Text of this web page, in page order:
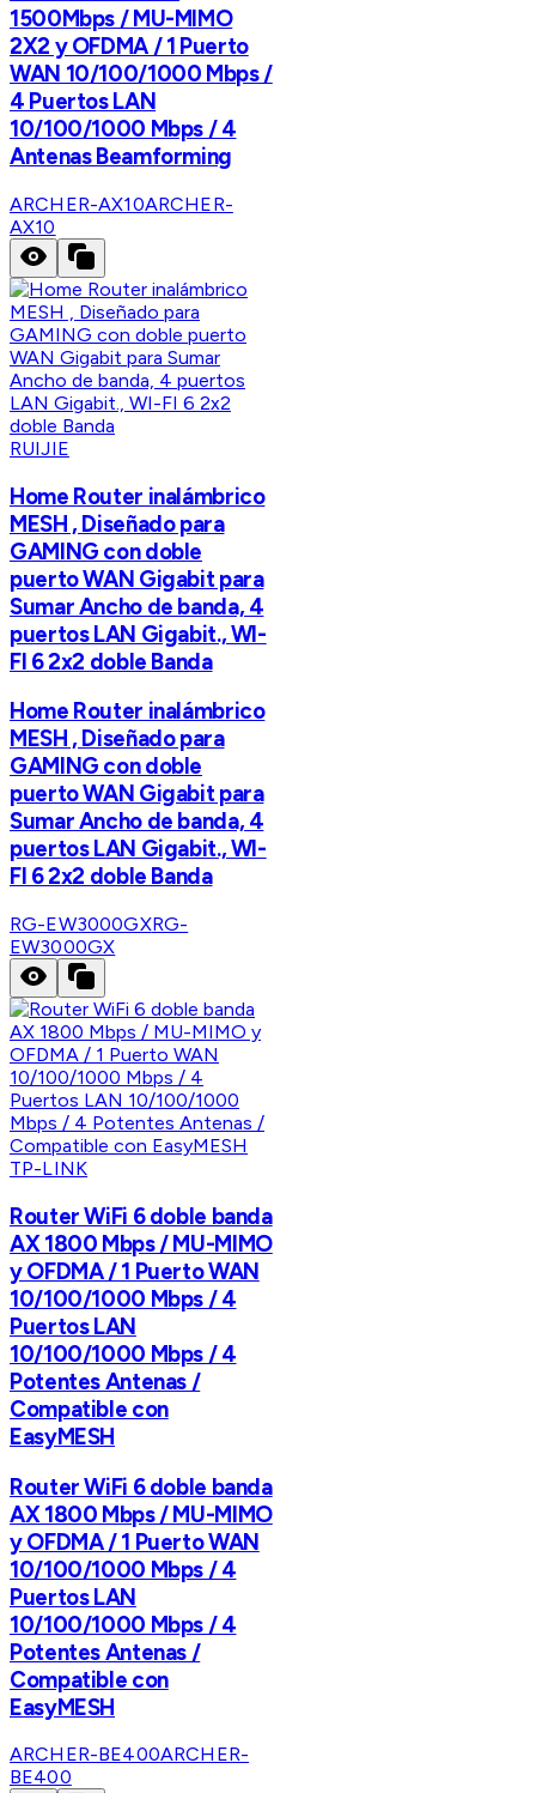
1500Mbps / MU-MIMO
2X2 y OFDMA / 1 Puerto
WAN 10/100/1000 Mbps /
4 Puertos LAN
10/100/1000 Mbps / 4
Antenas Beamforming
ARCHER-AX10ARCHER-
AX10
RUIJIE
Home Router inalámbrico
MESH , Diseñado para
GAMING con doble
puerto WAN Gigabit para
Sumar Ancho de banda, 4
puertos LAN Gigabit., WI-
FI 6 2x2 doble Banda
Home Router inalámbrico
MESH , Diseñado para
GAMING con doble
puerto WAN Gigabit para
Sumar Ancho de banda, 4
puertos LAN Gigabit., WI-
FI 6 2x2 doble Banda
RG-EW3000GXRG-
EW3000GX
TP-LINK
Router WiFi 6 doble banda
AX 1800 Mbps / MU-MIMO
y OFDMA / 1 Puerto WAN
10/100/1000 Mbps / 4
Puertos LAN
10/100/1000 Mbps / 4
Potentes Antenas /
Compatible con
EasyMESH
Router WiFi 6 doble banda
AX 1800 Mbps / MU-MIMO
y OFDMA / 1 Puerto WAN
10/100/1000 Mbps / 4
Puertos LAN
10/100/1000 Mbps / 4
Potentes Antenas /
Compatible con
EasyMESH
ARCHER-BE400ARCHER-
BE400